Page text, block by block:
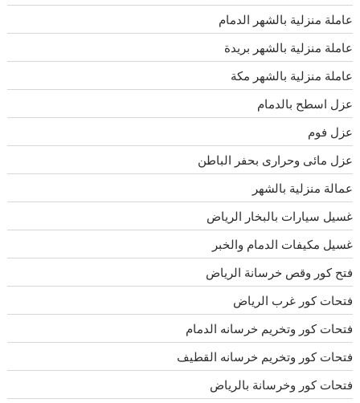
عاملة منزلية بالشهر الدمام
عاملة منزلية بالشهر بريدة
عاملة منزلية بالشهر مكة
عزل اسطح بالدمام
عزل فوم
عزل مائى وحرارى بحفر الباطن
عمالة منزلية بالشهر
غسيل سيارات بالبخار الرياض
غسيل مكيفات الدمام والخبر
فتح كور وقص خرسانة الرياض
فتحات كور غرب الرياض
فتحات كور وتخريم خرسانه الدمام
فتحات كور وتخريم خرسانه القطيف
فتحات كور وخرسانة بالرياض